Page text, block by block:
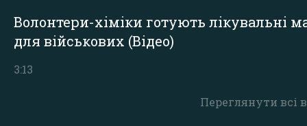
Переглянути всі
Волонтери-хіміки готують лікувальні
для військових (Відео)
3:13